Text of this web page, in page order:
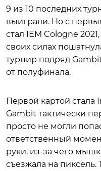
9 из 10 последних
выиграли. Но с
стал IEM Cologne
своих силах
турнир подряд
от полуфинала.
Первой картой стала
Gambit тактически
просто не могли
ответственный
руки, из-за чего
съезжала на пиксель.